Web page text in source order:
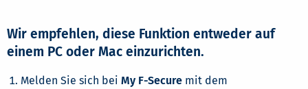
Wir empfehlen, diese Funktion entweder auf
einem PC oder Mac einzurichten.
Melden Sie sich bei My F-Secure mit dem